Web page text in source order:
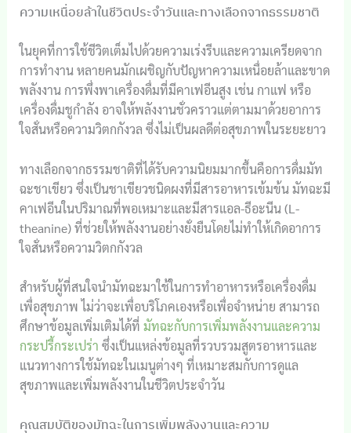
ความเหนื่อยล้าในชีวิตประจำวันและทางเลือกจากธรรมชาติ
ในยุคที่การใช้ชีวิตเต็มไปด้วยความเร่งรีบและความเครียดจาก
การทำงาน หลายคนมักเผชิญกับปัญหาความเหนื่อยล้าและขาด
พลังงาน การพึ่งพาเครื่องดื่มที่มีคาเฟอีนสูง เช่น กาแฟ หรือ
เครื่องดื่มชูกำลัง อาจให้พลังงานชั่วคราวแต่ตามมาด้วยอาการ
ใจสั่นหรือความวิตกกังวล ซึ่งไม่เป็นผลดีต่อสุขภาพในระยะยาว
ทางเลือกจากธรรมชาติที่ได้รับความนิยมมากขึ้นคือการดื่มมัท
ฉะชาเขียว ซึ่งเป็นชาเขียวชนิดผงที่มีสารอาหารเข้มข้น มัทฉะมี
คาเฟอีนในปริมาณที่พอเหมาะและมีสารแอล-ธีอะนีน (L-
theanine) ที่ช่วยให้พลังงานอย่างยั่งยืนโดยไม่ทำให้เกิดอาการ
ใจสั่นหรือความวิตกกังวล
สำหรับผู้ที่สนใจนำมัทฉะมาใช้ในการทำอาหารหรือเครื่องดื่ม
เพื่อสุขภาพ ไม่ว่าจะเพื่อบริโภคเองหรือเพื่อจำหน่าย สามารถ
ศึกษาข้อมูลเพิ่มเติมได้ที่ มัทฉะกับการเพิ่มพลังงานและความ
กระปรี้กระเปร่า ซึ่งเป็นแหล่งข้อมูลที่รวบรวมสูตรอาหารและ
แนวทางการใช้มัทฉะในเมนูต่างๆ ที่เหมาะสมกับการดูแล
สุขภาพและเพิ่มพลังงานในชีวิตประจำวัน
คุณสมบัติของมัทฉะในการเพิ่มพลังงานและความ